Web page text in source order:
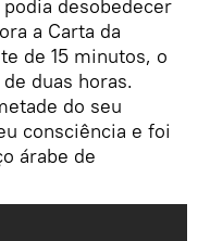
desobedecer
a Carta da
de 15 minutos, o
duas horas.
do seu
consciência e foi
árabe de